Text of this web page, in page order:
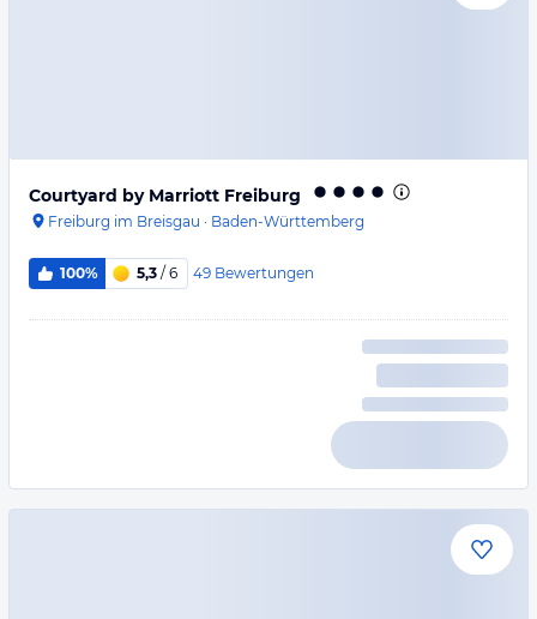
Courtyard by Marriott Freiburg
Freiburg im Breisgau · Baden-Württemberg
100% 5,3 / 6 49 Bewertungen